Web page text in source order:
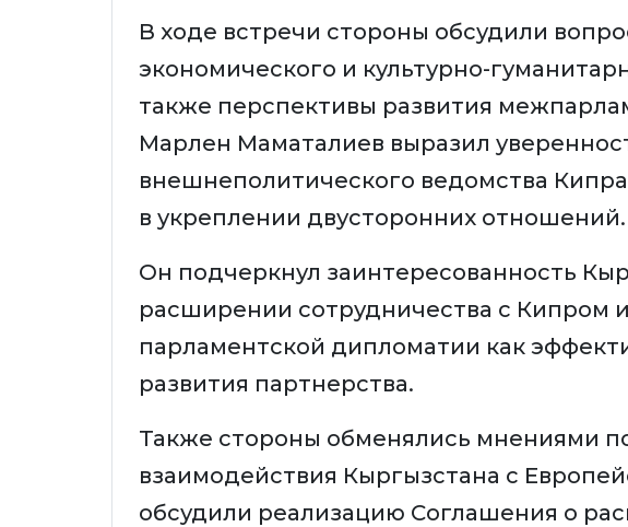
В ходе встречи стороны обсудили
экономического и культурно-
также перспективы развития
Марлен Маматалиев выразил
внешнеполитического ведомства
в укреплении двусторонних отношений.
Он подчеркнул заинтересованность
расширении сотрудничества с Кипром
парламентской дипломатии как
развития партнерства.
Также стороны обменялись мнениями
взаимодействия Кыргызстана с
обсудили реализацию Соглашения о